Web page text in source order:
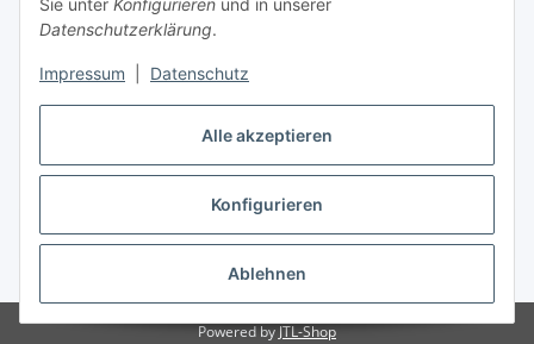
Alle akzeptieren
Konfigurieren
Ablehnen
Sie unter Konfigurieren und in unserer
Datenschutzerklärung.
Impressum Datenschutz
Vertrag widerrufen
* Alle Preise inkl. gesetzlicher USt., zzgl.Versand
Powered byJTL-Shop